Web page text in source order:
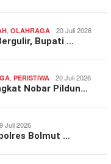
OLAHRAGA 20 Juli 2026
Bupati …
PERISTIWA 20 Juli 2026
Nobar Pildun…
Juli 2026
Bolmut …